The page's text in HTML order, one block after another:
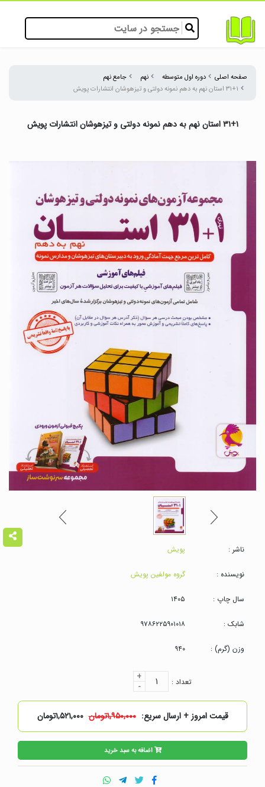
صفحه اصلی دوره اول متوسطه نهم
جامع نهم
۳۱+۱ استان نهم به دهم نمونه دولتی و تیزهوشان انتشارات پویش
۳۱+۱ استان نهم به دهم نمونه دولتی و تیزهوشان انتشارات پویش
ناشر : پویش
نویسنده : گروه مولفین پویش
سال چاپ : ۱۴۰۵
شابک : ۹۷۸۶۲۲۵۹۰۱۰۱۸
وزن (گرم) : ۹۴۰
تعداد : ۱
+
-
قیمت امروز + ارسال سریع: ۱,۹۵۰,۰۰۰تومان ۱,۵۲۱,۰۰۰تومان
اضافه به سبد خرید